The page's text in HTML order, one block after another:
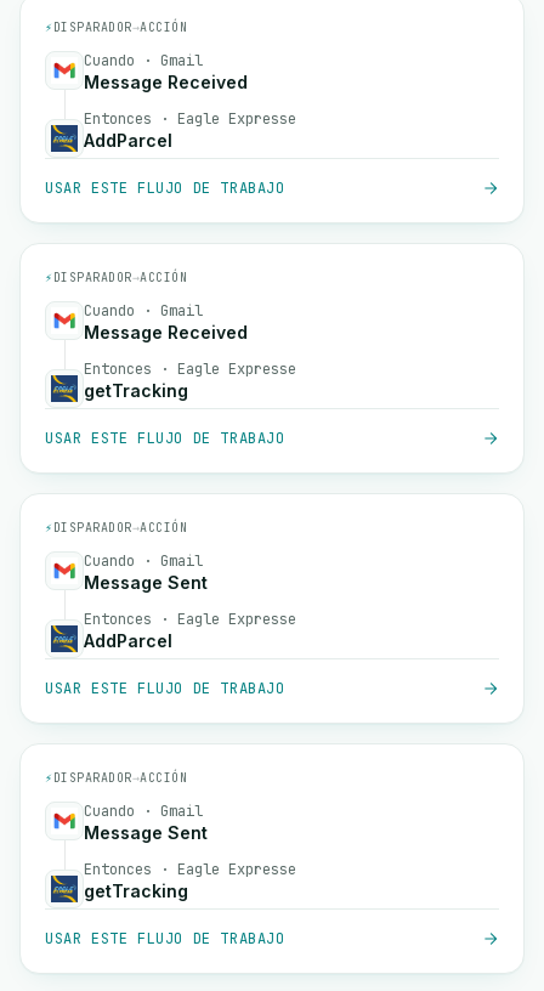
⚡ DISPARADOR→ACCIÓN
Cuando · Gmail
Message Received
Entonces · Eagle Expresse
AddParcel
USAR ESTE FLUJO DE TRABAJO
⚡ DISPARADOR→ACCIÓN
Cuando · Gmail
Message Received
Entonces · Eagle Expresse
getTracking
USAR ESTE FLUJO DE TRABAJO
⚡ DISPARADOR→ACCIÓN
Cuando · Gmail
Message Sent
Entonces · Eagle Expresse
AddParcel
USAR ESTE FLUJO DE TRABAJO
⚡ DISPARADOR→ACCIÓN
Cuando · Gmail
Message Sent
Entonces · Eagle Expresse
getTracking
USAR ESTE FLUJO DE TRABAJO